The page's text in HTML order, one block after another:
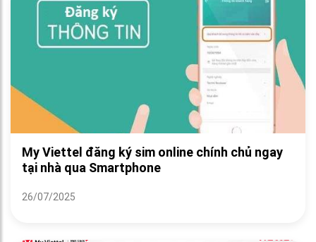
My Viettel đăng ký sim online chính chủ ngay
tại nhà qua Smartphone
26/07/2025